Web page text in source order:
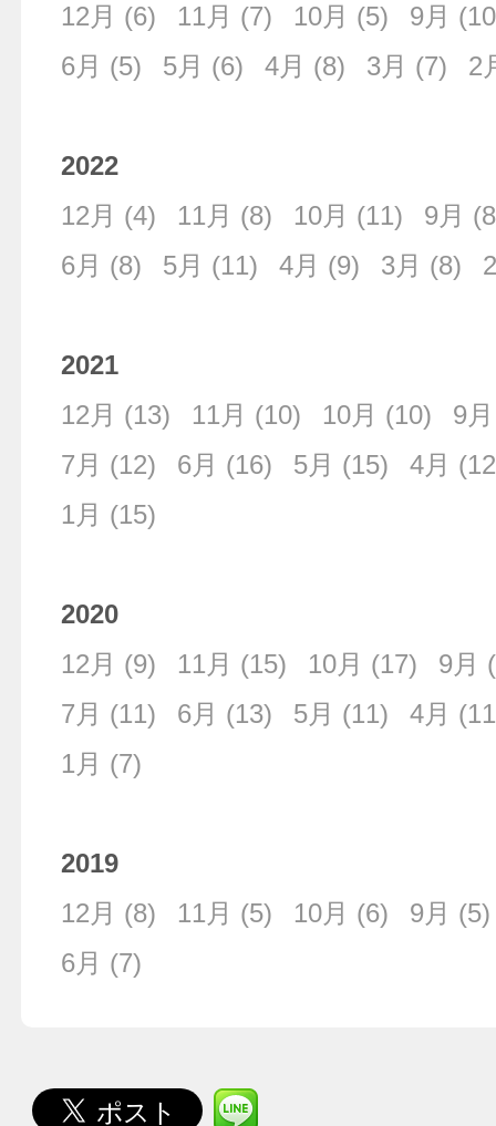
12月 (6) 11月 (7) 10月 (5) 9月
6月 (5) 5月 (6) 4月 (8) 3月 (7) 2
2022
12月 (4) 11月 (8) 10月 (11) 9月
6月 (8) 5月 (11) 4月 (9) 3月 (8)
2021
12月 (13) 11月 (10) 10月 (10) 9月
7月 (12) 6月 (16) 5月 (15) 4月
1月 (15)
2020
12月 (9) 11月 (15) 10月 (17) 9月
7月 (11) 6月 (13) 5月 (11) 4月
1月 (7)
2019
12月 (8) 11月 (5) 10月 (6) 9月 (5)
6月 (7)